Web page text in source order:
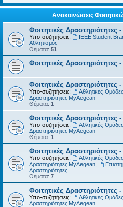
Ανακοινώσεις
Φοιτητικές Δραστηριότητες
Υπο-συζητήσεις: IEEE Student
Αθλητισμός
Θέματα: 51
Φοιτητικές Δραστηριότητες
Φοιτητικές Δραστηριότητες
Υπο-συζητήσεις: Αθλητικές Ομάδες
Δραστηριότητες MyAegean
Θέματα: 1
Φοιτητικές Δραστηριότητες
Υπο-συζητήσεις: Αθλητικές Ομάδες
Δραστηριότητες MyAegean
Θέματα: 1
Φοιτητικές Δραστηριότητες
Υπο-συζητήσεις: Αθλητικές Ομάδες
Δραστηριότητες MyAegean
Δραστηριότητες
Θέματα: 7
Φοιτητικές Δραστηριότητες
Υπο-συζητήσεις: Αθλητικές Ομάδες
Δραστηριότητες MyAegean